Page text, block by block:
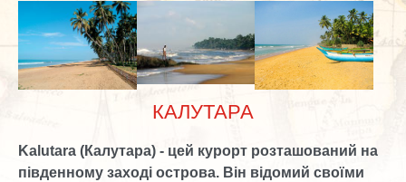
КАЛУТАРА
Kalutara (Калутара) - цей курорт розташований на
південному заході острова. Він відомий своїми